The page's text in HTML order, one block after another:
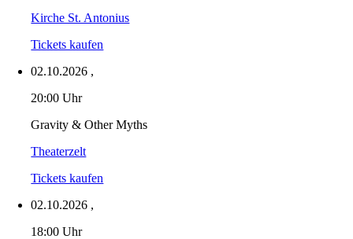
Kirche St. Antonius
Tickets kaufen
02.10.2026 ,
20:00 Uhr
Gravity & Other Myths
Theaterzelt
Tickets kaufen
02.10.2026 ,
18:00 Uhr